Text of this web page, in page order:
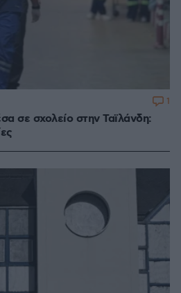
σε σχολείο στην Ταϊλάνδη:
1